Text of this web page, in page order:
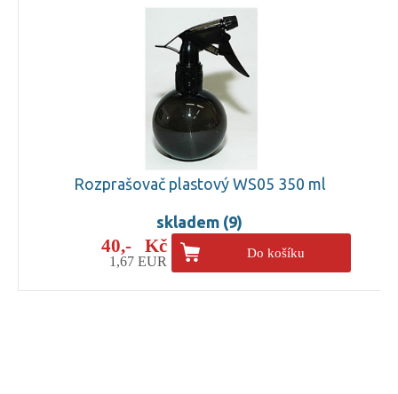
Rozprašovač plastový WS05 350 ml
skladem (9)
40,- Kč
1,67 EUR
Do košíku